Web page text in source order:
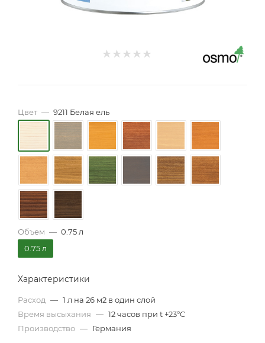
Цвет — 9211 Белая ель
Объем — 0.75 л
0.75 л
Характеристики
Расход — 1 л на 26 м2 в один слой
Время высыхания — 12 часов при t +23°C
Производство — Германия